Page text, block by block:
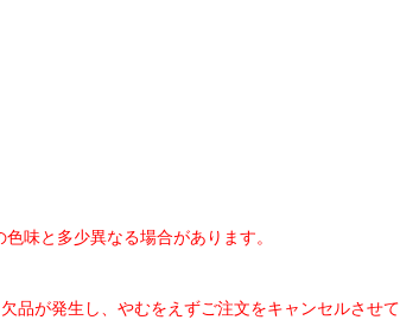
味と多少異なる場合があります。
品が発生し、やむをえずご注文をキャンセルさせて